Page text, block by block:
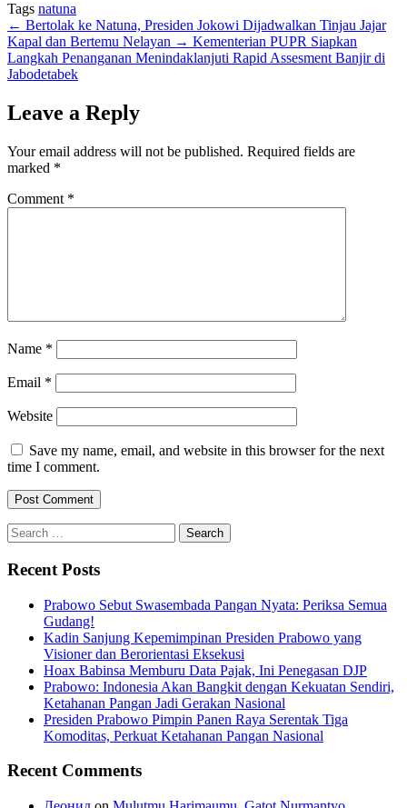
Tags natuna
← Bertolak ke Natuna, Presiden Jokowi Dijadwalkan Tinjau Jajar
Kapal dan Bertemu Nelayan → Kementerian PUPR Siapkan
Langkah Penanganan Menindaklanjuti Rapid Assesment Banjir di
Jabodetabek
Leave a Reply
Your email address will not be published. Required fields are
marked *
Comment *
Name *
Email *
Website
Save my name, email, and website in this browser for the next
time I comment.
Search
for:
Recent Posts
Prabowo Sebut Swasembada Pangan Nyata: Periksa Semua
Gudang!
Kadin Sanjung Kepemimpinan Presiden Prabowo yang
Visioner dan Berorientasi Eksekusi
Hoax Babinsa Memburu Data Pajak, Ini Penegasan DJP
Prabowo: Indonesia Akan Bangkit dengan Kekuatan Sendiri,
Ketahanan Pangan Jadi Gerakan Nasional
Presiden Prabowo Pimpin Panen Raya Serentak Tiga
Komoditas, Perkuat Ketahanan Pangan Nasional
Recent Comments